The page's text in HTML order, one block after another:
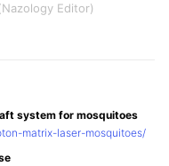
Nazology Editor
system for mosquitoes
matrix-laser-mosquitoes/